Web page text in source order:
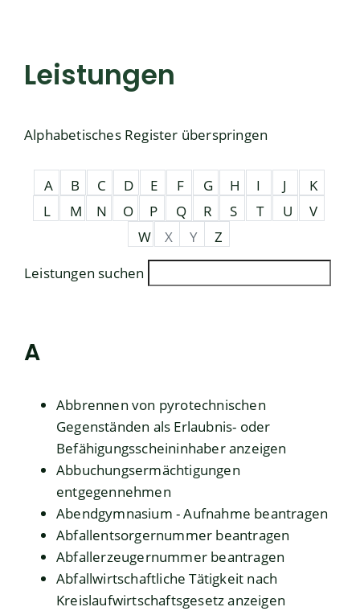
Leistungen
Alphabetisches Register überspringen
A B C D E F G H I J
K
L
M N O P Q R S T U
V
W
X Y
Z
Leistungen suchen
A
Abbrennen von pyrotechnischen
Gegenständen als Erlaubnis- oder
Befähigungsscheininhaber anzeigen
Abbuchungsermächtigungen
entgegennehmen
Abendgymnasium - Aufnahme beantragen
Abfallentsorgernummer beantragen
Abfallerzeugernummer beantragen
Abfallwirtschaftliche Tätigkeit nach
Kreislaufwirtschaftsgesetz anzeigen